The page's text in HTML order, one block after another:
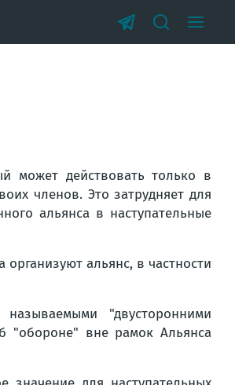
может действовать только в
членов. Это затрудняет для
альянса в наступательные
альянс, в частности
"двусторонними
"обороне" вне рамок Альянса